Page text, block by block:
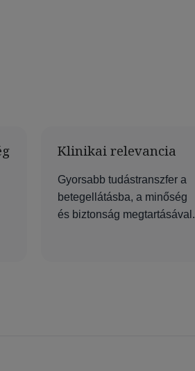
Klinikai relevancia
Gyorsabb tudástranszfer a
betegellátásba, a minőség
és biztonság megtartásával.